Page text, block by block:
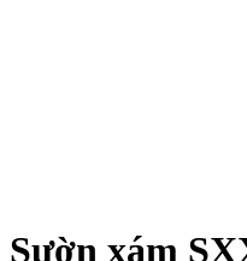
Sườn xám